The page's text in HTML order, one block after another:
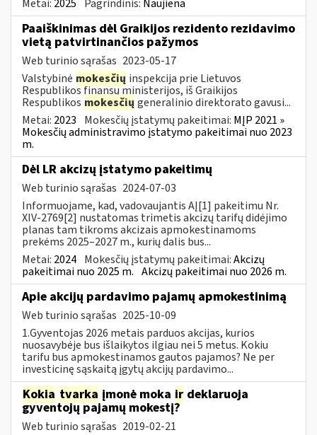
Metai: 2025 Pagrindinis: Naujiena
Paaiškinimas dėl Graikijos rezidento rezidavimo
vietą patvirtinančios pažymos
Web turinio sąrašas 2023-05-17
Valstybinė mokesčių inspekcija prie Lietuvos
Respublikos finansų ministerijos, iš Graikijos
Respublikos mokesčių generalinio direktorato gavusi...
Metai: 2023 Mokesčių įstatymų pakeitimai: MĮP 2021 »
Mokesčių administravimo įstatymo pakeitimai nuo 2023
m.
Dėl LR akcizų įstatymo pakeitimų
Web turinio sąrašas 2024-07-03
Informuojame, kad, vadovaujantis AĮ[1] pakeitimu Nr.
XIV-2769[2] nustatomas trimetis akcizų tarifų didėjimo
planas tam tikroms akcizais apmokestinamoms
prekėms 2025–2027 m., kurių dalis bus...
Metai: 2024 Mokesčių įstatymų pakeitimai:Akcizų
pakeitimai nuo 2025 m. Akcizų pakeitimai nuo 2026 m.
Apie akcijų pardavimo pajamų apmokestinimą
Web turinio sąrašas 2025-10-09
1.Gyventojas 2026 metais parduos akcijas, kurios
nuosavybėje bus išlaikytos ilgiau nei 5 metus. Kokiu
tarifu bus apmokestinamos gautos pajamos? Ne per
investicinę sąskaitą įgytų akcijų pardavimo...
Kokia tvarka įmonė moka ir deklaruoja
gyventojų pajamų mokestį?
Web turinio sąrašas 2019-02-21